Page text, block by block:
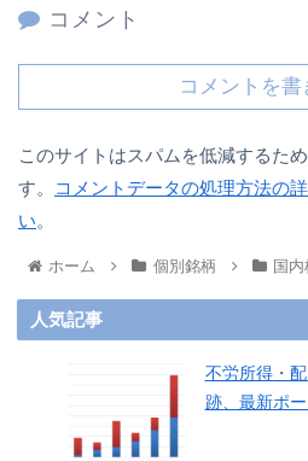
コメント
コメントを書
このサイトはスパムを低減するた
す。
コメントデータの処理方法の
い。
ホーム 個別銘柄 国内
人気記事
不労所得・
跡、最新ポ